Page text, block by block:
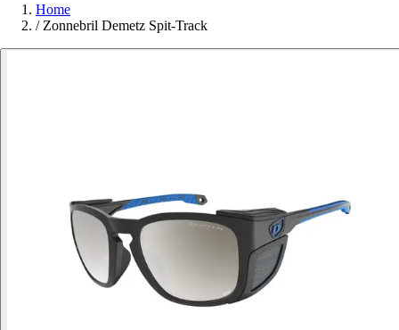
Home
/ Zonnebril Demetz Spit-Track